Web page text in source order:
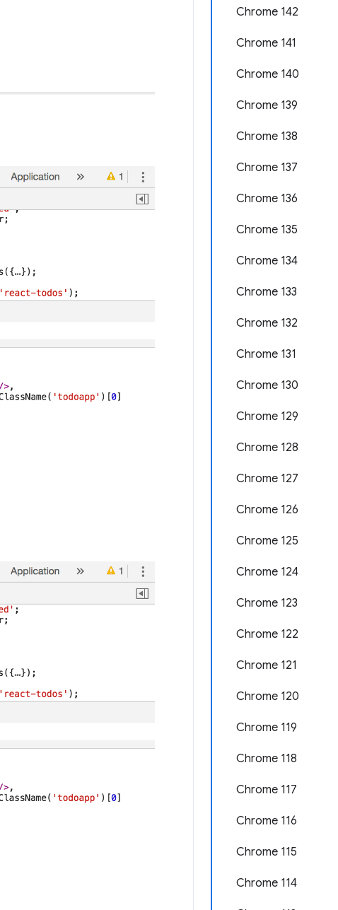
Chrome 142
Chrome 141
Chrome 140
Chrome 139
Chrome 138
Chrome 137
Chrome 136
Chrome 135
Chrome 134
Chrome 133
Chrome 132
Chrome 131
Chrome 130
Chrome 129
Chrome 128
Chrome 127
Chrome 126
Chrome 125
Chrome 124
Chrome 123
Chrome 122
Chrome 121
Chrome 120
Chrome 119
Chrome 118
Chrome 117
Chrome 116
Chrome 115
Chrome 114